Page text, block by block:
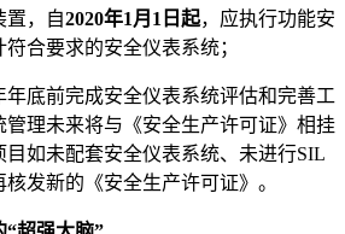
置，自2020年1月1日起，应执行功能安
合要求的安全仪表系统；
年底前完成安全仪表系统评估和完善工
理未来将与《安全生产许可证》相挂
如未配套安全仪表系统、未进行SIL
发新的《安全生产许可证》。